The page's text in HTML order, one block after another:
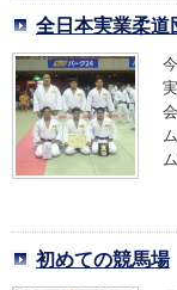
全日本実業柔道
初めての競馬場